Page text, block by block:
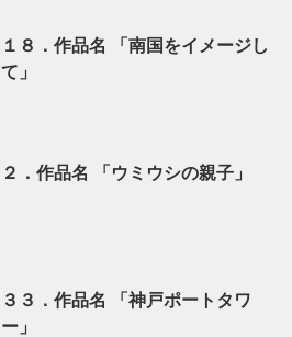
１８．作品名 「南国をイメージし
て」
２．作品名 「ウミウシの親子」
３３．作品名 「神戸ポートタワ
ー」